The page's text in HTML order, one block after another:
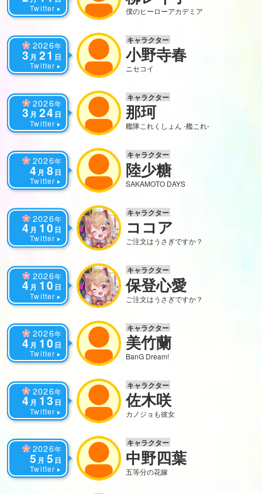
Twitter 僕のヒーローアカデミア
2026年
3 月 21 日
Twitter
キャラクター
小野寺春
ニセコイ
2026年
3 月 24 日
Twitter
キャラクター
那珂
艦隊これくしょん -艦これ-
2026年
4 月 8 日
Twitter
キャラクター
陸少糖
SAKAMOTO DAYS
2026年
4 月 10 日
Twitter
キャラクター
ココア
ご注文はうさぎですか？
2026年
4 月 10 日
Twitter
キャラクター
保登心愛
ご注文はうさぎですか？
2026年
4月 10 日
Twitter
キャラクター
美竹蘭
BanG Dream!
2026年
4 月 13 日
Twitter
キャラクター
佐⽊咲
カノジョも彼女
2026年
5 月 5 日
Twitter
キャラクター
中野四葉
五等分の花嫁